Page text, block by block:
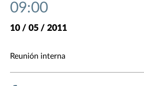
09:00
10 / 05 / 2011
Reunión interna